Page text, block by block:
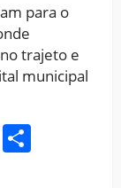
para o
trajeto e
municipal
Snapchat